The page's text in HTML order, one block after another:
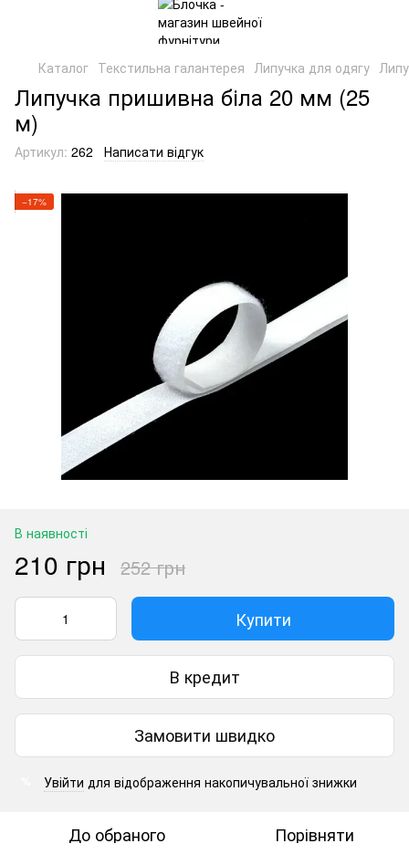
Каталог Текстильна галантерея Липучка для одягу
Липучка пришивна біла 20 мм (25
м)
Артикул: 262 Написати відгук
−17%
В наявності
210 грн 252 грн
Купити
В кредит
Замовити швидко
Увійти для відображення накопичувальної знижки
До обраного Порівняти